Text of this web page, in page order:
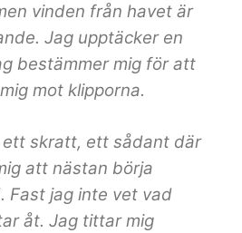
vinden från havet är
Jag upptäcker en
bestämmer mig för att
mot klipporna.
ett skratt, ett sådant där
att nästan börja
Fast jag inte vet vad
åt. Jag tittar mig